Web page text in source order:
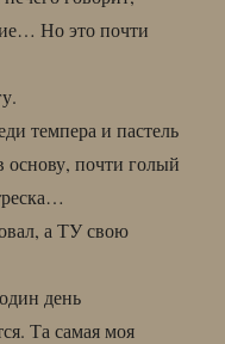
Но это почти
темпера и пастель
основу, почти голый
а ТУ свою
день
Та самая моя